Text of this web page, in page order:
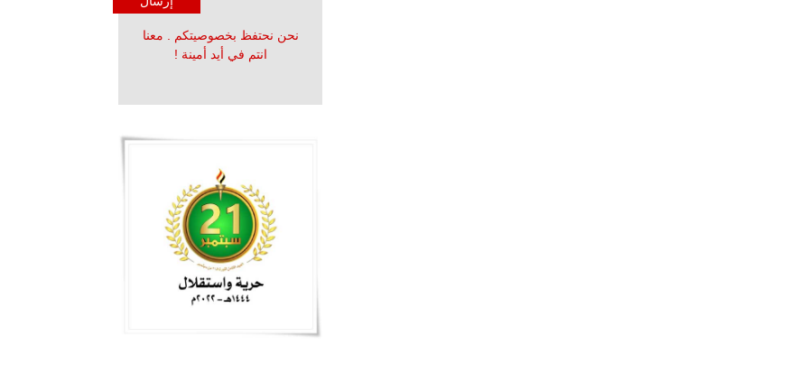
نحن نحتفظ بخصوصيتكم . معنا
انتم في أيد أمينة !